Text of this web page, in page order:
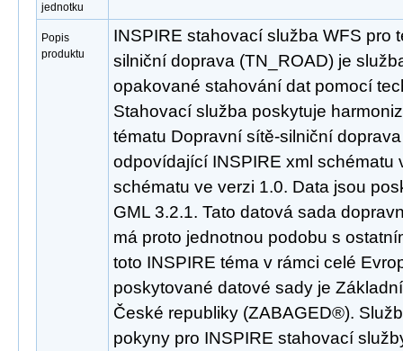
jednotku
Popis
produktu
INSPIRE stahovací služba WFS pro
silniční doprava (TN_ROAD) je
opakované stahování dat pomocí
Stahovací služba poskytuje
tématu Dopravní sítě-silniční
odpovídající INSPIRE xml schématu
schématu ve verzi 1.0. Data jsou
GML 3.2.1. Tato datová sada
má proto jednotnou podobu s
toto INSPIRE téma v rámci celé
poskytované datové sady je
České republiky (ZABAGED®).
pokyny pro INSPIRE stahovací